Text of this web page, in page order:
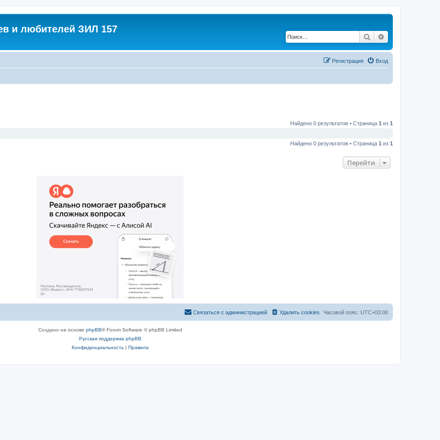
и любителей ЗИЛ 157
Поиск
Вход
Регистрация
Найдено 0 результатов • Страница 1 из 1
Найдено 0 результатов • Страница 1 из 1
Перейти
Часовой пояс: UTC+03:00
Удалить cookies
Связаться с администрацией
Создано на основе phpBB® Forum Software © phpBB Limited
Русская поддержка phpBB
Конфиденциальность| Правила